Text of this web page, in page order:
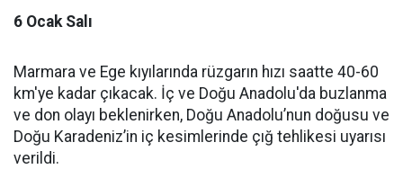
6 Ocak Salı
Marmara ve Ege kıyılarında rüzgarın hızı saatte 40-60
km'ye kadar çıkacak. İç ve Doğu Anadolu'da buzlanma
ve don olayı beklenirken, Doğu Anadolu’nun doğusu ve
Doğu Karadeniz’in iç kesimlerinde çığ tehlikesi uyarısı
verildi.